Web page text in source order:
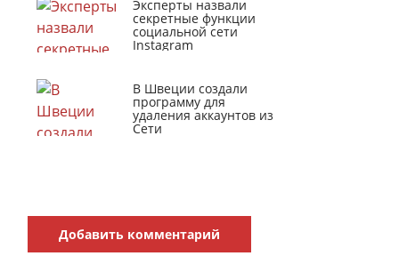
Эксперты назвали
секретные функции
социальной сети
Instagram
В Швеции создали
программу для
удаления аккаунтов из
Сети
Добавить комментарий